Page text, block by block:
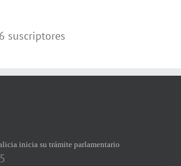
suscriptores
inicia su trámite parlamentario